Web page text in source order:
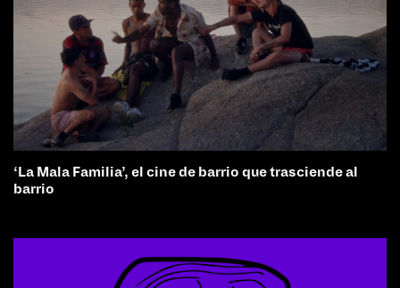
‘La Mala Familia’, el cine de barrio que trasciende al
barrio